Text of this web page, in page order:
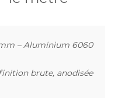
– Aluminium 6060
brute, anodisée